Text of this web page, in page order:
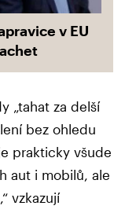
v EU
„tahat za delší
bez ohledu
prakticky všude
aut i mobilů, ale
vzkazují